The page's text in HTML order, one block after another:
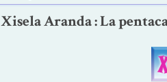
Xisela Aranda : La